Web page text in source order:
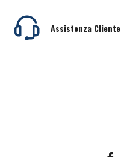
Assistenza Cliente